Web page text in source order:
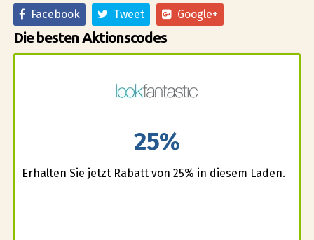
Facebook
Tweet Google+
Die besten Aktionscodes
25%
Erhalten Sie jetzt Rabatt von 25% in diesem Laden.